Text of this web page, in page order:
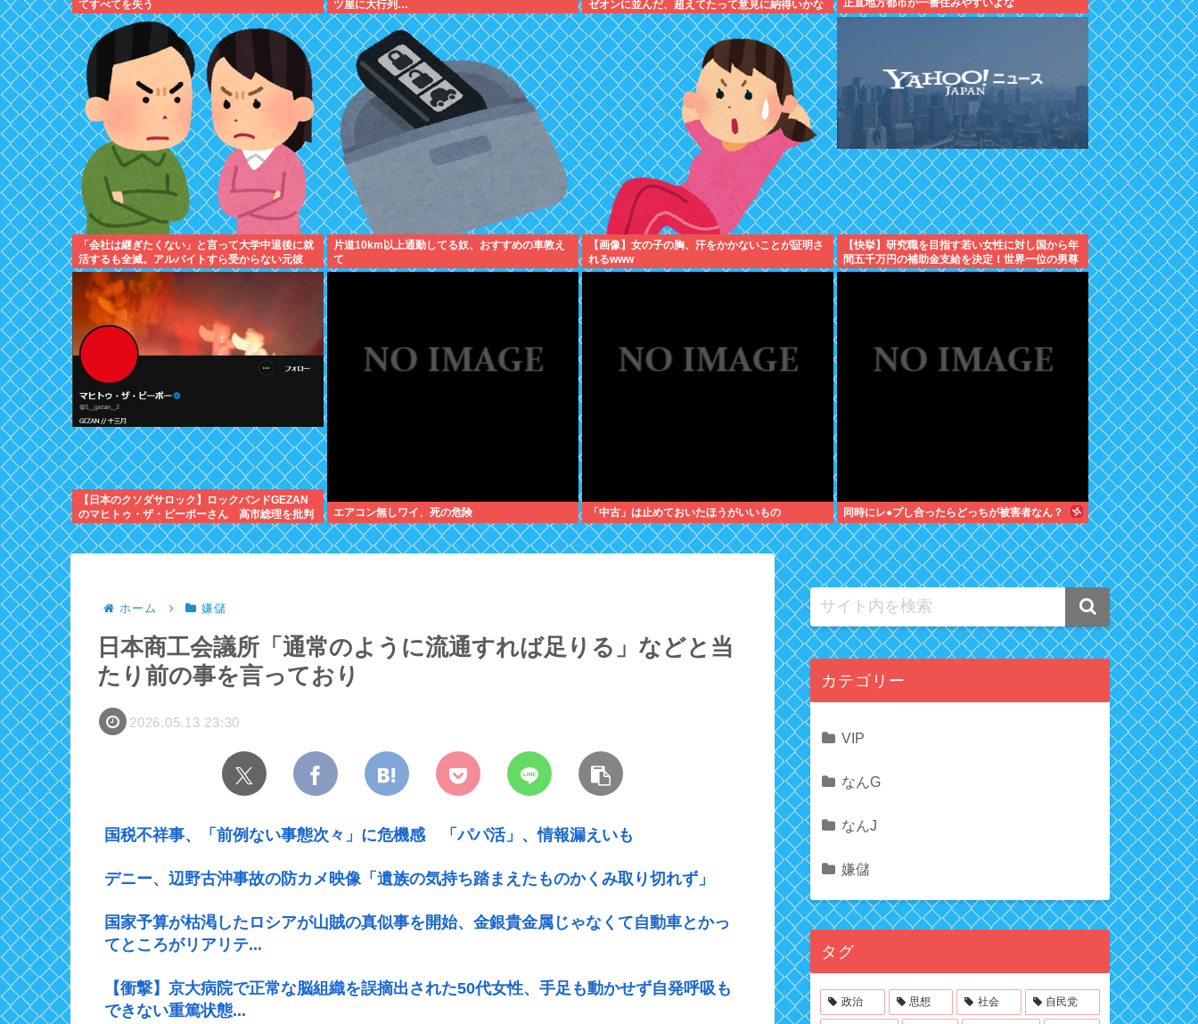
てすべてを失う
ツ屋に大行列…
ゼオンに並んだ、超えてたって意見に納得いかな
いんだけど
「会社は継ぎたくない」と言って大学中退後に就
活するも全滅。アルバイトすら受からない元彼
片道10km以上通勤してる奴、おすすめの車教え
て
【画像】女の子の胸、汗をかかないことが証明さ
れるwww
【快挙】研究職を目指す若い女性に対し国から年
間五千万円の補助金支給を決定！世界一位の男尊
女卑国家脱出へ
【日本のクソダサロック】ロックバンドGEZAN
のマヒトゥ・ザ・ピーポーさん 高市総理を批判
し公金チューチューしながら女性に性的暴行して
いた
エアコン無しワイ、死の危険 「中古」は止めておいたほうがいいもの 同時にレ●プし合ったらどっちが被害者なん？
ホーム 嫌儲
日本商工会議所「通常のように流通すれば足りる」などと当
たり前の事を言っており
2026.05.13 23:30
国税不祥事、「前例ない事態次々」に危機感 「パパ活」、情報漏えいも
デニー、辺野古沖事故の防カメ映像「遺族の気持ち踏まえたものかくみ取り切れず」
国家予算が枯渇したロシアが山賊の真似事を開始、金銀貴金属じゃなくて自動車とかっ
てところがリアリテ...
【衝撃】京大病院で正常な脳組織を誤摘出された50代女性、手足も動かせず自発呼吸も
できない重篤状態...
カテゴリー
VIP
なんG
なんJ
嫌儲
タグ
政治 思想 社会 自民党